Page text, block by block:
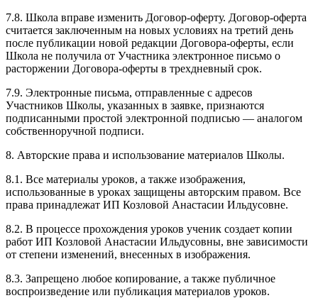
7.8. Школа вправе изменить Договор-оферту. Договор-оферта
считается заключенным на новых условиях на третий день
после публикации новой редакции Договора-оферты, если
Школа не получила от Участника электронное письмо о
расторжении Договора-оферты в трехдневный срок.
7.9. Электронные письма, отправленные с адресов
Участников Школы, указанных в заявке, признаются
подписанными простой электронной подписью — аналогом
собственноручной подписи.
8. Авторские права и использование материалов Школы.
8.1. Все материалы уроков, а также изображения,
использованные в уроках защищены авторским правом. Все
права принадлежат ИП Козловой Анастасии Ильдусовне.
8.2. В процессе прохождения уроков ученик создает копии
работ ИП Козловой Анастасии Ильдусовны, вне зависимости
от степени изменений, внесенных в изображения.
8.3. Запрещено любое копирование, а также публичное
воспроизведение или публикация материалов уроков.